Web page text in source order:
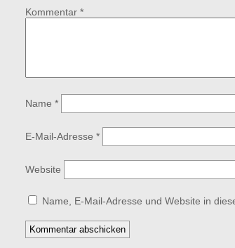
Kommentar *
Name *
E-Mail-Adresse *
Website
Name, E-Mail-Adresse und Website in